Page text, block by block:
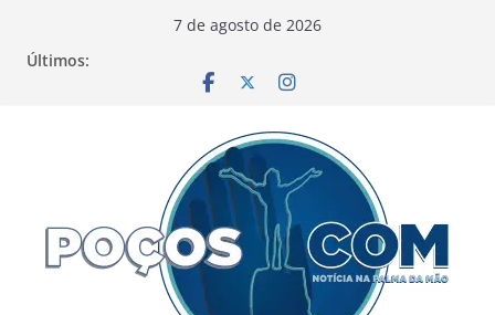
7 de agosto de 2026
Últimos: